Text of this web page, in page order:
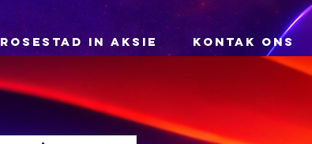
ROSESTAD IN AKSIE KONTAK ONS